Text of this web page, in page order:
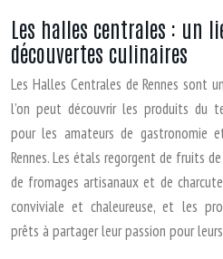
Les halles centrales : un
découvertes culinaires
Les Halles Centrales de Rennes sont
l’on peut découvrir les produits du
pour les amateurs de gastronomie
Rennes. Les étals regorgent de fruits
de fromages artisanaux et de
conviviale et chaleureuse, et les
prêts à partager leur passion pour